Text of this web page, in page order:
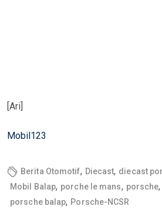
[Ari]
Mobil123
Berita Otomotif, Diecast, diecast
Mobil Balap, porche le mans, porsche,
porsche balap, Porsche-NCSR